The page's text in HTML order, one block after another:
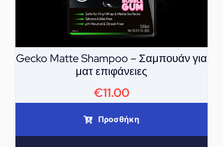
Gecko Matte Shampoo – Σαμπουάν για
ματ επιφάνειες
€11.00
Προσθήκη